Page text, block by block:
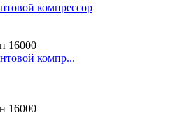
компрессор
16000
компр...
16000